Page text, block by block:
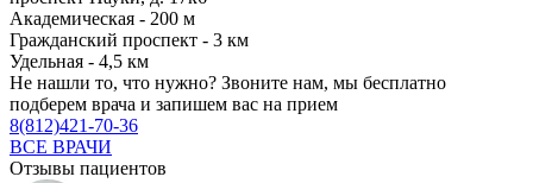
Академическая - 200 м
Гражданский проспект - 3 км
Удельная - 4,5 км
Не нашли то, что нужно? Звоните нам, мы бесплатно
подберем врача и запишем вас на прием
8(812)421-70-36
ВСЕ ВРАЧИ
Отзывы пациентов